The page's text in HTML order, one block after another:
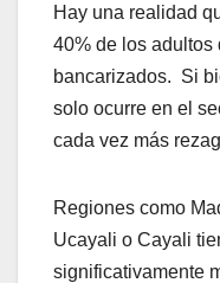
Hay una realidad
40% de los adultos
bancarizados. Si
solo ocurre en el
cada vez más
Regiones como
Ucayali o Cayali
significativamente